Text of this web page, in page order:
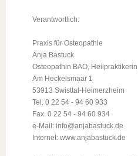
Verantwortlich:
Praxis für Osteopathie
Anja Bastuck
Osteopathin BAO,
Am Heckelsmaar 1
53913 Swisttal-Heimerzheim
Tel. 0 22 54 - 94 60 933
Fax. 0 22 54 - 94 60 934
e-Mail: info@anjabastuck.de
Internet: www.anjabastuck.de